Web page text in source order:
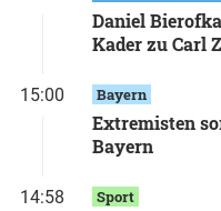
Daniel
Kader zu Carl
15:00 Bayern
Extremisten
Bayern
14:58 Sport